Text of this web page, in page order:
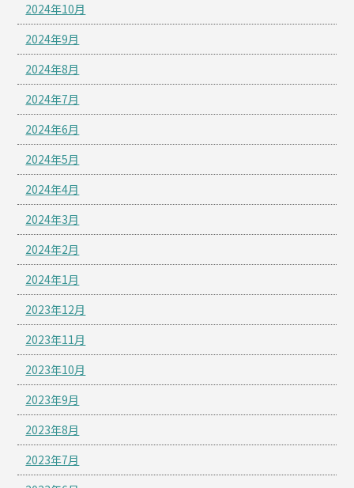
2024年10月
2024年9月
2024年8月
2024年7月
2024年6月
2024年5月
2024年4月
2024年3月
2024年2月
2024年1月
2023年12月
2023年11月
2023年10月
2023年9月
2023年8月
2023年7月